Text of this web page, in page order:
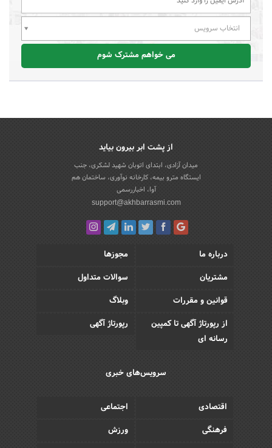
انتخاب سرویس
می خواهم مشترک شوم
از پشت ابر بیرون بیاید
میدان آزادی، ابتدای اتوبان شهید لشکری، جنب
ایستگاه مترو بیمه، کارخانه نوآوری، ساختمان هم
آوا، اخباررسمی
support@akhbarrasmi.com
درباره ما
مجوزها
مشتریان
سوالات متداول
قوانین و مقررات
وبلاگ
از رپورتاژ آگهی تا کمپین
رسانه ای
رپورتاژ آگهی
سرویس‌های خبری
اقتصادی
اجتماعی
فرهنگی
ورزش